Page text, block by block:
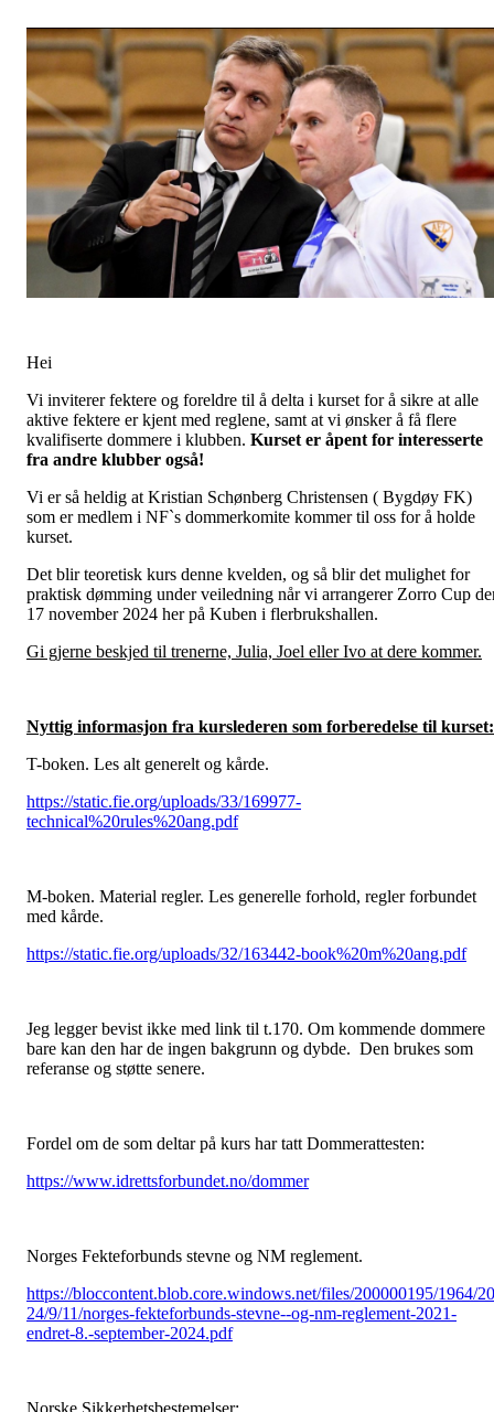
Hei
Vi inviterer fektere og foreldre til å delta i kurset for å sikre at alle
aktive fektere er kjent med reglene, samt at vi ønsker å få flere
kvalifiserte dommere i klubben. Kurset er åpent for interesserte
fra andre klubber også!
Vi er så heldig at Kristian Schønberg Christensen ( Bygdøy FK)
som er medlem i NF`s dommerkomite kommer til oss for å holde
kurset.
Det blir teoretisk kurs denne kvelden, og så blir det mulighet for
praktisk dømming under veiledning når vi arrangerer Zorro Cup
17 november 2024 her på Kuben i flerbrukshallen.
Gi gjerne beskjed til trenerne, Julia, Joel eller Ivo at dere kommer.
Nyttig informasjon fra kurslederen som forberedelse til kurset:
T-boken. Les alt generelt og kårde.
https://static.fie.org/uploads/33/169977-
technical%20rules%20ang.pdf
M-boken. Material regler. Les generelle forhold, regler forbundet
med kårde.
https://static.fie.org/uploads/32/163442-book%20m%20ang.pdf
Jeg legger bevist ikke med link til t.170. Om kommende dommere
bare kan den har de ingen bakgrunn og dybde. Den brukes som
referanse og støtte senere.
Fordel om de som deltar på kurs har tatt Dommerattesten:
https://www.idrettsforbundet.no/dommer
Norges Fekteforbunds stevne og NM reglement.
https://bloccontent.blob.core.windows.net/files/200000195/1964/20
24/9/11/norges-fekteforbunds-stevne--og-nm-reglement-2021-
endret-8.-september-2024.pdf